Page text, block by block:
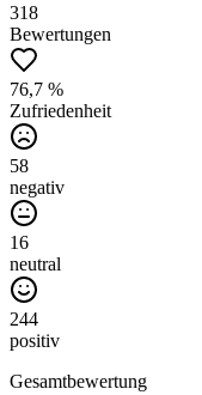
318
Bewertungen
76,7 %
Zufriedenheit
58
negativ
16
neutral
244
positiv
Gesamtbewertung